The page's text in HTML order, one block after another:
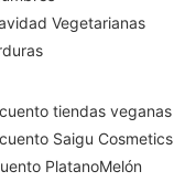
Vegetarianas
tiendas veganas
Saigu Cosmetics
PlatanoMelón